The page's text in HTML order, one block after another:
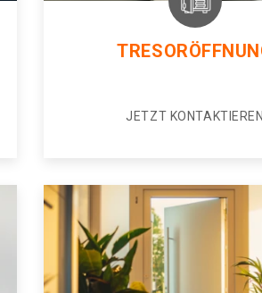
JETZT KONTAKTIEREN